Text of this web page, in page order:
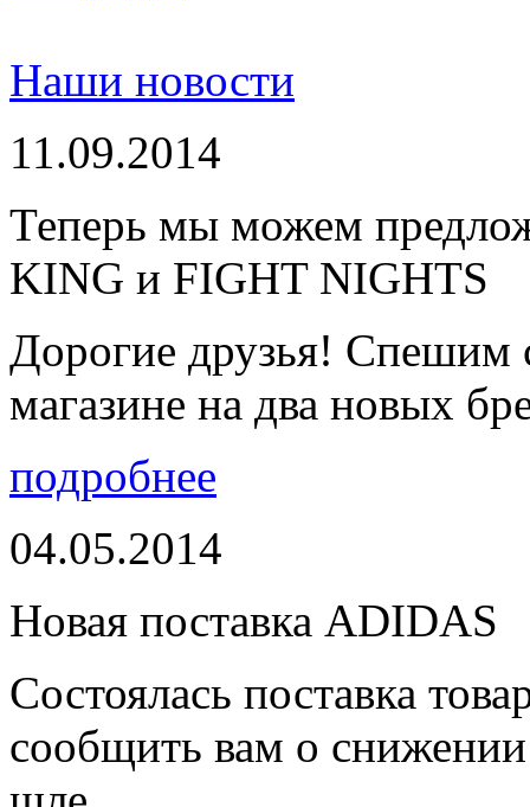
Наши новости
11.09.2014
Теперь мы можем
KING и FIGHT NIGHTS
Дорогие друзья! Спешим
магазине на два новых
подробнее
04.05.2014
Новая поставка ADIDAS
Состоялась поставка
сообщить вам о